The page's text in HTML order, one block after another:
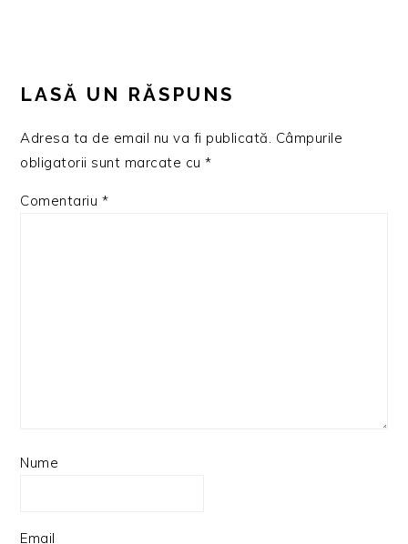
INTERACTIONS
LASĂ UN RĂSPUNS
Adresa ta de email nu va fi publicată. Câmpurile
obligatorii sunt marcate cu*
Comentariu *
Nume
Email